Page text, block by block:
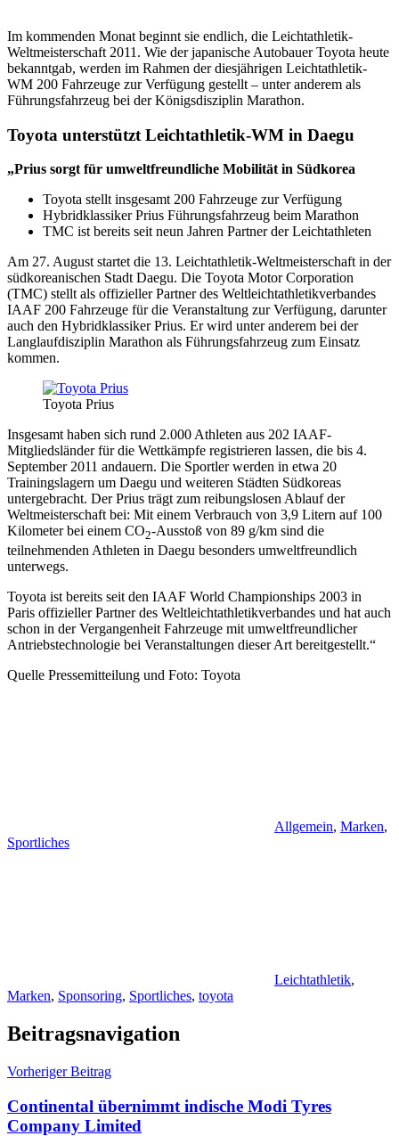
Im kommenden Monat beginnt sie endlich, die Leichtathletik-
Weltmeisterschaft 2011. Wie der japanische Autobauer Toyota heute
bekanntgab, werden im Rahmen der diesjährigen Leichtathletik-
WM 200 Fahrzeuge zur Verfügung gestellt – unter anderem als
Führungsfahrzeug bei der Königsdisziplin Marathon.
Toyota unterstützt Leichtathletik-WM in Daegu
„Prius sorgt für umweltfreundliche Mobilität in Südkorea
Toyota stellt insgesamt 200 Fahrzeuge zur Verfügung
Hybridklassiker Prius Führungsfahrzeug beim Marathon
TMC ist bereits seit neun Jahren Partner der Leichtathleten
Am 27. August startet die 13. Leichtathletik-Weltmeisterschaft in der
südkoreanischen Stadt Daegu. Die Toyota Motor Corporation
(TMC) stellt als offizieller Partner des Weltleichtathletikverbandes
IAAF 200 Fahrzeuge für die Veranstaltung zur Verfügung, darunter
auch den Hybridklassiker Prius. Er wird unter anderem bei der
Langlaufdisziplin Marathon als Führungsfahrzeug zum Einsatz
kommen.
Toyota Prius
Insgesamt haben sich rund 2.000 Athleten aus 202 IAAF-
Mitgliedsländer für die Wettkämpfe registrieren lassen, die bis 4.
September 2011 andauern. Die Sportler werden in etwa 20
Trainingslagern um Daegu und weiteren Städten Südkoreas
untergebracht. Der Prius trägt zum reibungslosen Ablauf der
Weltmeisterschaft bei: Mit einem Verbrauch von 3,9 Litern auf 100
Kilometer bei einem CO2-Ausstoß von 89 g/km sind die
teilnehmenden Athleten in Daegu besonders umweltfreundlich
unterwegs.
Toyota ist bereits seit den IAAF World Championships 2003 in
Paris offizieller Partner des Weltleichtathletikverbandes und hat auch
schon in der Vergangenheit Fahrzeuge mit umweltfreundlicher
Antriebstechnologie bei Veranstaltungen dieser Art bereitgestellt.“
Quelle Pressemitteilung und Foto: Toyota
Allgemein, Marken,
Sportliches
Leichtathletik,
Marken, Sponsoring, Sportliches, toyota
Beitragsnavigation
Vorheriger Beitrag
Continental übernimmt indische Modi Tyres
Company Limited